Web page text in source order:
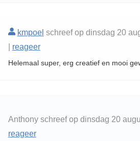
kmpoel schreef op dinsdag 20
reageer
Helemaal super, erg creatief en mooi
Anthony schreef op dinsdag 20
reageer